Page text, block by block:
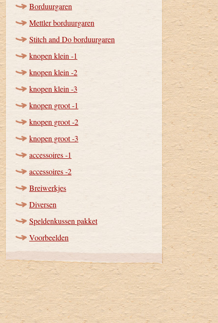
Borduurgaren
Mettler borduurgaren
Stitch and Do borduurgaren
knopen klein -1
knopen klein -2
knopen klein -3
knopen groot -1
knopen groot -2
knopen groot -3
accessoires -1
accessoires -2
Breiwerkjes
Diversen
Speldenkussen pakket
Voorbeelden